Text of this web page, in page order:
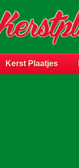
Kerst Plaatjes